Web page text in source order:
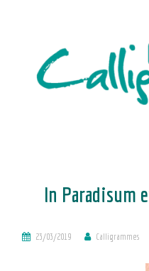
In Paradisum
23/03/2019 Calligrammes